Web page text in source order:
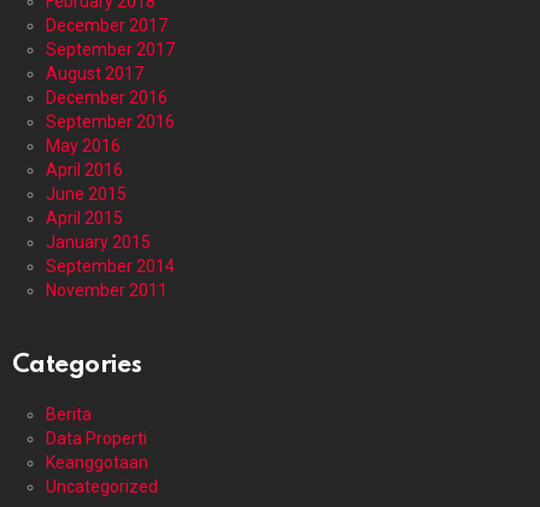
December 2017
September 2017
August 2017
December 2016
September 2016
May 2016
April 2016
June 2015
April 2015
January 2015
September 2014
November 2011
Categories
Berita
Data Properti
Keanggotaan
Uncategorized